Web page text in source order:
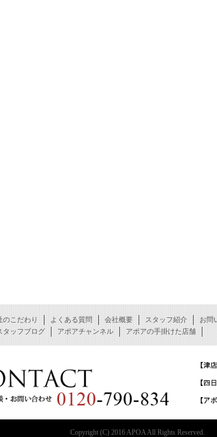
のこだわり よくある質問 会社概要 スタッフ紹介 お問
タッフブログ アポアチャンネル アポアの手掛けた店舗
Copyright (C) 2016 APOA All Rights Reserved.